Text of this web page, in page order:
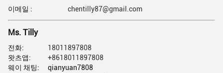
이메일 :
chentilly87@gmail.com
Ms. Tilly
전화:
18011897808
왓츠앱:
+8618011897808
웨이 채팅:
qianyuan7808